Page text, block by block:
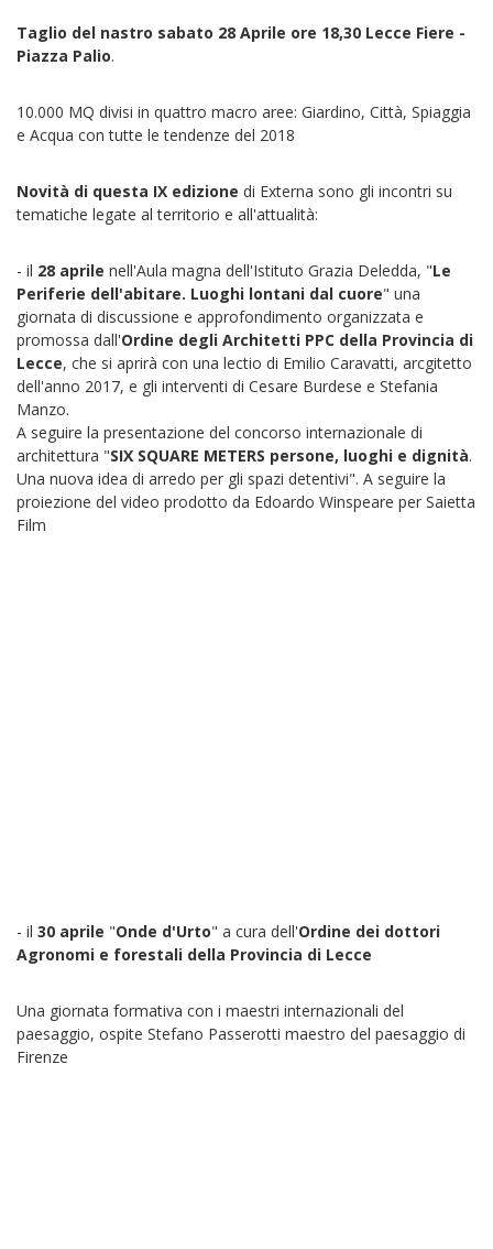
Taglio del nastro sabato 28 Aprile ore 18,30 Lecce Fiere -
Piazza Palio.
10.000 MQ divisi in quattro macro aree: Giardino, Città, Spiaggia
e Acqua con tutte le tendenze del 2018
Novità di questa IX edizione di Externa sono gli incontri su
tematiche legate al territorio e all'attualità:
- il 28 aprile nell'Aula magna dell'Istituto Grazia Deledda, "Le
Periferie dell'abitare. Luoghi lontani dal cuore" una
giornata di discussione e approfondimento organizzata e
promossa dall'Ordine degli Architetti PPC della Provincia di
Lecce, che si aprirà con una lectio di Emilio Caravatti, arcgitetto
dell'anno 2017, e gli interventi di Cesare Burdese e Stefania
Manzo.
A seguire la presentazione del concorso internazionale di
architettura "SIX SQUARE METERS persone, luoghi e dignità.
Una nuova idea di arredo per gli spazi detentivi". A seguire la
proiezione del video prodotto da Edoardo Winspeare per Saietta
Film
- il 30 aprile "Onde d'Urto" a cura dell'Ordine dei dottori
Agronomi e forestali della Provincia di Lecce
Una giornata formativa con i maestri internazionali del
paesaggio, ospite Stefano Passerotti maestro del paesaggio di
Firenze